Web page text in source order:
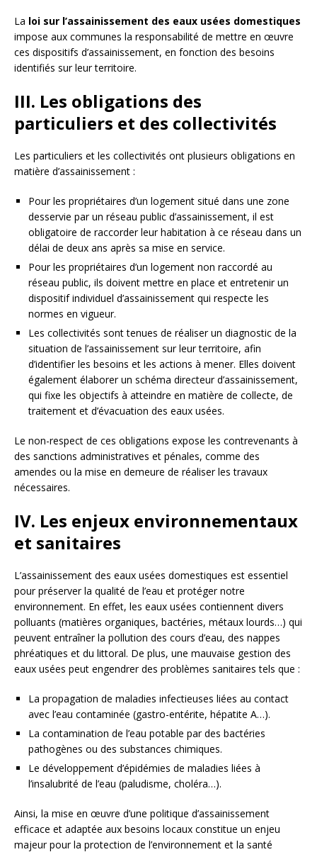
La loi sur l’assainissement des eaux usées domestiques
impose aux communes la responsabilité de mettre en œuvre
ces dispositifs d’assainissement, en fonction des besoins
identifiés sur leur territoire.
III. Les obligations des
particuliers et des collectivités
Les particuliers et les collectivités ont plusieurs obligations en
matière d’assainissement :
Pour les propriétaires d’un logement situé dans une zone
desservie par un réseau public d’assainissement, il est
obligatoire de raccorder leur habitation à ce réseau dans un
délai de deux ans après sa mise en service.
Pour les propriétaires d’un logement non raccordé au
réseau public, ils doivent mettre en place et entretenir un
dispositif individuel d’assainissement qui respecte les
normes en vigueur.
Les collectivités sont tenues de réaliser un diagnostic de la
situation de l’assainissement sur leur territoire, afin
d’identifier les besoins et les actions à mener. Elles doivent
également élaborer un schéma directeur d’assainissement,
qui fixe les objectifs à atteindre en matière de collecte, de
traitement et d’évacuation des eaux usées.
Le non-respect de ces obligations expose les contrevenants à
des sanctions administratives et pénales, comme des
amendes ou la mise en demeure de réaliser les travaux
nécessaires.
IV. Les enjeux environnementaux
et sanitaires
L’assainissement des eaux usées domestiques est essentiel
pour préserver la qualité de l’eau et protéger notre
environnement. En effet, les eaux usées contiennent divers
polluants (matières organiques, bactéries, métaux lourds…) qui
peuvent entraîner la pollution des cours d’eau, des nappes
phréatiques et du littoral. De plus, une mauvaise gestion des
eaux usées peut engendrer des problèmes sanitaires tels que :
La propagation de maladies infectieuses liées au contact
avec l’eau contaminée (gastro-entérite, hépatite A…).
La contamination de l’eau potable par des bactéries
pathogènes ou des substances chimiques.
Le développement d’épidémies de maladies liées à
l’insalubrité de l’eau (paludisme, choléra…).
Ainsi, la mise en œuvre d’une politique d’assainissement
efficace et adaptée aux besoins locaux constitue un enjeu
majeur pour la protection de l’environnement et la santé